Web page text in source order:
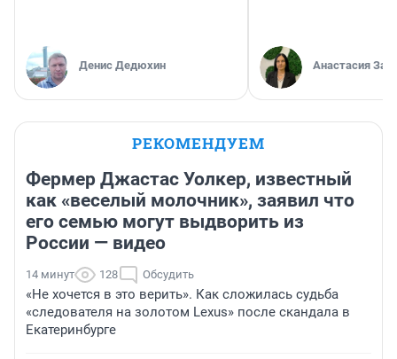
Денис Дедюхин Анастасия
РЕКОМЕНДУЕМ
Фермер Джастас Уолкер, известный
как «веселый молочник», заявил что
его семью могут выдворить из
России — видео
14 минут 128 Обсудить
«Не хочется в это верить». Как сложилась судьба
«следователя на золотом Lexus» после скандала в
Екатеринбурге